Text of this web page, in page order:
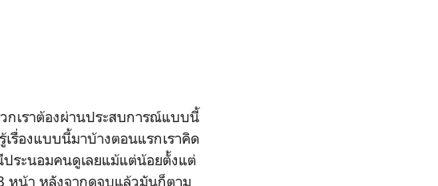
กเราต้องผ่านประสบการณ์แบบนี้
รื่องแบบนี้มาบ้างตอนแรกเราคิด
ระนอมคนดูเลยแม้แต่น้อยตั้งแต่
หน้า หลังจากดูจบแล้วมันก็ตาม